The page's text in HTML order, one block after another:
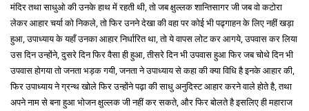
मंदिर तथा साधुओ की उनके हाथ में रहती थी, तो जब क्षुल्लक शान्तिसागर जी जब वो कटोरा
लेकर आहार चर्या को निकले, तो फिर उनने देखा की वहा पर कोई भी पढ्गाहन के लिए नहीं खड़ा
हुआ, उपाध्याय के यहाँ उनका आहार निर्धारित था, तो ये वापस लोट कर आगये, उपवास कर लिया
उस दिन उन्होंने, दुसरे दिन फिर वैसा ही हुआ, तीसरे दिन भी उपवास हुआ फिर जब चोथे दिन भी
उपवास होगया तो जनता भड़क गयी, जनता ने उपाध्याय से कहा की क्या विधि है इनके आहार की,
फिर उपाध्याय ने ग्रन्थ खोले फिर उन्होंने पढ़ा की साधु अनुदिस्ट आहार करने वाले होते है, तथा
अपने नाम से बना हुआ भोजन क्षुल्लक जी नहीं कर सकते, और फिर बोलते है इसलिए ही महाराज